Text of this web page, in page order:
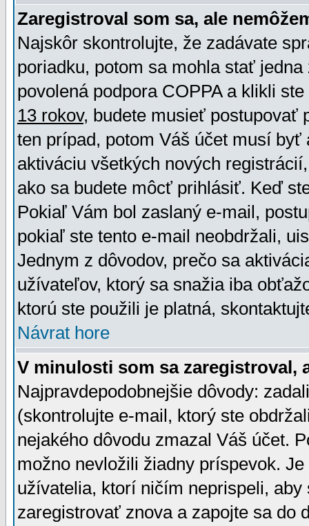
Zaregistroval som sa, ale
Najskôr skontrolujte, že zadávate
poriadku, potom sa mohla stať
povolená podpora COPPA a klikli
13 rokov, budete musieť postupovať
ten prípad, potom Váš účet musí
aktiváciu všetkých nových
ako sa budete môcť prihlásiť. Keď
Pokiaľ Vám bol zaslaný e-mail,
pokiaľ ste tento e-mail neobdržali,
Jednym z dôvodov, prečo sa
užívateľov, ktorý sa snažia iba
ktorú ste použili je platná,
Návrat hore
V minulosti som sa zaregistroval,
Najpravdepodobnejšie dôvody:
(skontrolujte e-mail, ktorý ste
nejakého dôvodu zmazal Váš účet.
možno nevložili žiadny príspevok.
užívatelia, ktorí ničím neprispeli,
zaregistrovať znova a zapojte sa do